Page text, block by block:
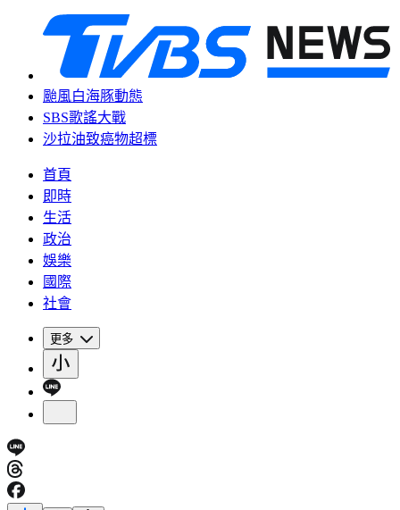
颱風白海豚動態
SBS歌謠大戰
沙拉油致癌物超標
首頁
即時
生活
政治
娛樂
國際
社會
更多